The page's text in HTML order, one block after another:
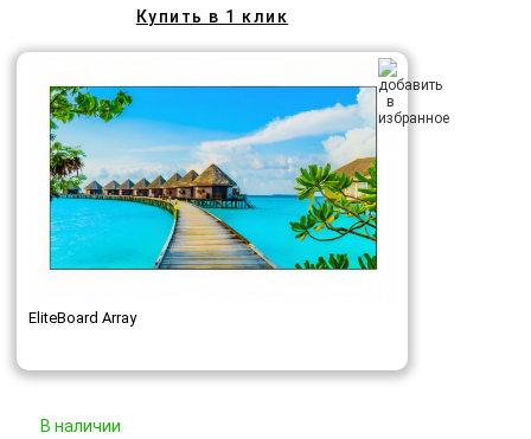
Купить в 1 клик
EliteBoard Array
В наличии